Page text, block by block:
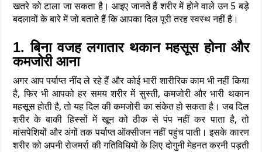
खतरे को टाला जा सकता है। आइए जानते हैं शरीर में होने वाले उन 5 बड़े
बदलावों के बारे में जो बताते हैं कि आपका दिल पूरी तरह स्वस्थ नहीं है।
1. बिना वजह लगातार थकान महसूस होना और
कमजोरी आना
अगर आप पर्याप्त नींद ले रहे हैं और कोई भारी शारीरिक काम भी नहीं किया
है, फिर भी आपको हर समय शरीर में सुस्ती, कमजोरी और भारी थकान
महसूस होती है, तो यह दिल की कमजोरी का संकेत हो सकता है। जब दिल
शरीर के बाकी हिस्सों में खून को ठीक से पंप नहीं कर पाता है, तो
मांसपेशियों और अंगों तक पर्याप्त ऑक्सीजन नहीं पहुंच पाती। इसके कारण
शरीर को अपनी रोजमर्रा की गतिविधियों के लिए दोगुनी मेहनत करनी पड़ती